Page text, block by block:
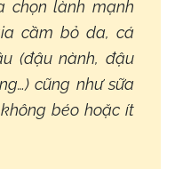
chọn lành mạnh
cầm bỏ da, cá
(đậu nành, đậu
cũng như sữa
béo hoặc ít